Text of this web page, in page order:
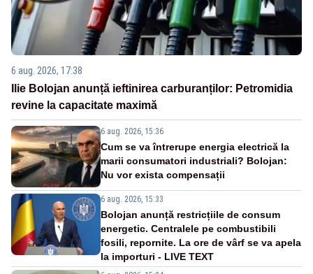
6 aug. 2026, 17:38
Ilie Bolojan anunță ieftinirea carburanților: Petromidia
revine la capacitate maximă
6 aug. 2026, 15:36
Cum se va întrerupe energia electrică la
marii consumatori industriali? Bolojan:
Nu vor exista compensații
6 aug. 2026, 15:33
Bolojan anunță restricțiile de consum
energetic. Centralele pe combustibili
fosili, repornite. La ore de vârf se va apela
la importuri - LIVE TEXT